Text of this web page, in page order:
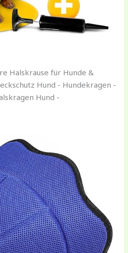
Halskrause für Hunde &
Hund - Hundekragen -
Hund -